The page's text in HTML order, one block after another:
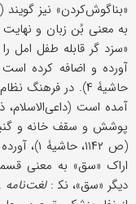
«بناگوش‌کردن» نیز
به معنی بُن زبان و
«سزد گر قابله طفل امل
حاشیۀ ۴). در
آمده است (داعی‌الاسلام،
پوشش و سقف خانه و
(ص ۱۱۴۲،
اراک «سق» به معنی
دیگر «سق»، نک‍ :لغت‌نامه